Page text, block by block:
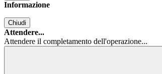
Informazione
Chiudi
Attendere...
Attendere il completamento dell'operazione...